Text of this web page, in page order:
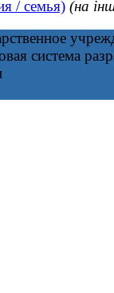
/ семья) (на
система